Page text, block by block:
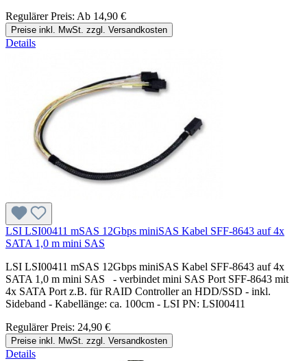
Regulärer Preis: Ab 14,90 €
Preise inkl. MwSt. zzgl. Versandkosten
Details
LSI LSI00411 mSAS 12Gbps miniSAS Kabel SFF-8643 auf 4x
SATA 1,0 m mini SAS
LSI LSI00411 mSAS 12Gbps miniSAS Kabel SFF-8643 auf 4x
SATA 1,0 m mini SAS - verbindet mini SAS Port SFF-8643 mit
4x SATA Port z.B. für RAID Controller an HDD/SSD - inkl.
Sideband - Kabellänge: ca. 100cm - LSI PN: LSI00411
Regulärer Preis: 24,90 €
Preise inkl. MwSt. zzgl. Versandkosten
Details